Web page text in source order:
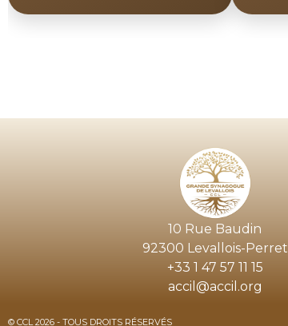
10 Rue Baudin
92300 Levallois-Perret
+33 1 47 57 11 15
accil@accil.org
© CCL 2026 - TOUS DROITS RÉSERVÉS